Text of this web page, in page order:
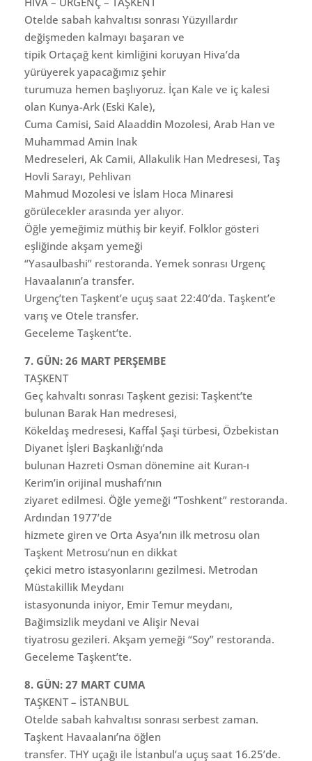
Otelde sabah kahvaltısı sonrası Yüzyıllardır
değişmeden kalmayı başaran ve
tipik Ortaçağ kent kimliğini koruyan Hiva’da
yürüyerek yapacağımız şehir
turumuza hemen başlıyoruz. İçan Kale ve iç kalesi
olan Kunya-Ark (Eski Kale),
Cuma Camisi, Said Alaaddin Mozolesi, Arab Han ve
Muhammad Amin Inak
Medreseleri, Ak Camii, Allakulik Han Medresesi, Taş
Hovli Sarayı, Pehlivan
Mahmud Mozolesi ve İslam Hoca Minaresi
görülecekler arasında yer alıyor.
Öğle yemeğimiz müthiş bir keyif. Folklor gösteri
eşliğinde akşam yemeği
“Yasaulbashi” restoranda. Yemek sonrası Urgenç
Havaalanın’a transfer.
Urgenç’ten Taşkent’e uçuş saat 22:40’da. Taşkent’e
varış ve Otele transfer.
Geceleme Taşkent’te.
7. GÜN: 26 MART PERŞEMBE
TAŞKENT
Geç kahvaltı sonrası Taşkent gezisi: Taşkent’te
bulunan Barak Han medresesi,
Kökeldaş medresesi, Kaffal Şaşi türbesi, Özbekistan
Diyanet İşleri Başkanlığı’nda
bulunan Hazreti Osman dönemine ait Kuran-ı
Kerim’in orijinal mushafı’nın
ziyaret edilmesi. Öğle yemeği “Toshkent” restoranda.
Ardından 1977’de
hizmete giren ve Orta Asya’nın ilk metrosu olan
Taşkent Metrosu’nun en dikkat
çekici metro istasyonlarını gezilmesi. Metrodan
Müstakillik Meydanı
istasyonunda iniyor, Emir Temur meydanı,
Bağimsizlik meydani ve Alişir Nevai
tiyatrosu gezileri. Akşam yemeği “Soy” restoranda.
Geceleme Taşkent’te.
8. GÜN: 27 MART CUMA
TAŞKENT – İSTANBUL
Otelde sabah kahvaltısı sonrası serbest zaman.
Taşkent Havaalanı’na öğlen
transfer. THY uçağı ile İstanbul’a uçuş saat 16.25’de.